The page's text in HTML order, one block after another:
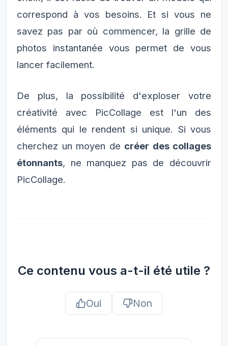
correspond à vos besoins. Et si vous ne
savez pas par où commencer, la grille de
photos instantanée vous permet de vous
lancer facilement.
De plus, la possibilité d'exploser votre
créativité avec PicCollage est l'un des
éléments qui le rendent si unique. Si vous
cherchez un moyen de créer des collages
étonnants, ne manquez pas de découvrir
PicCollage.
Ce contenu vous a-t-il été utile ?
Oui Non